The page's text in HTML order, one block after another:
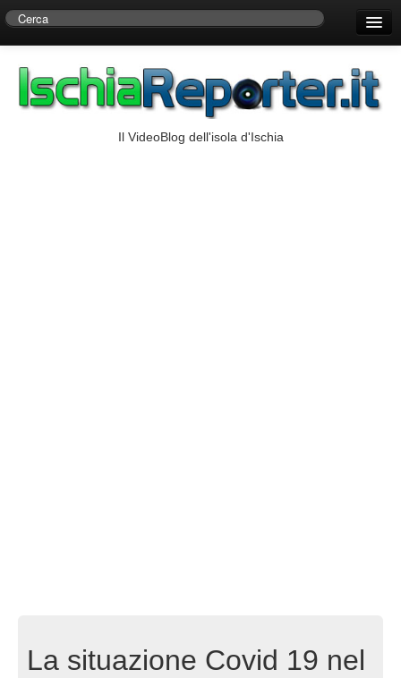
Centro di Ricerche Storiche D’Ambra
Il VideoBlog dell'isola d'Ischia
La situazione Covid 19 nel